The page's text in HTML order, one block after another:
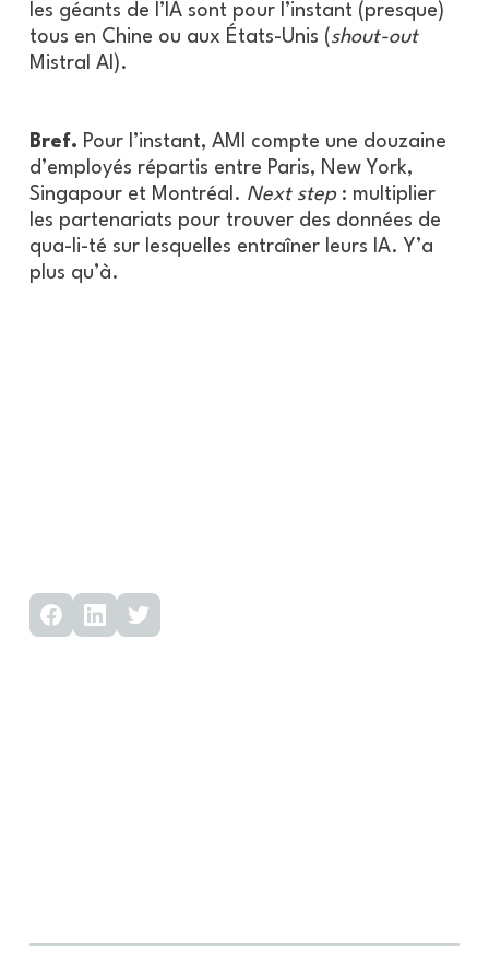
les géants de l’IA sont pour l’instant (presque)
tous en Chine ou aux États-Unis (shout-out
Mistral AI).
Bref. Pour l’instant, AMI compte une douzaine
d’employés répartis entre Paris, New York,
Singapour et Montréal. Next step: multiplier
les partenariats pour trouver des données de
qua-li-té sur lesquelles entraîner leurs IA. Y’a
plus qu’à.